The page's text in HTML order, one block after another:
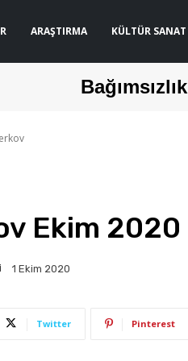
ARAŞTIRMA KÜLTÜR SANAT
Bağımsızlık
Ekim 2020
1 Ekim 2020
Twitter Pinterest